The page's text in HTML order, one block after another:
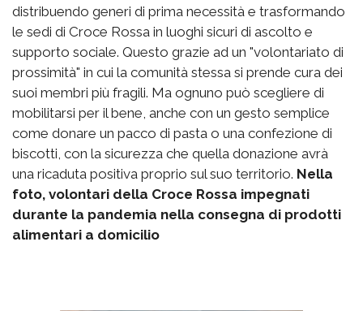
distribuendo generi di prima necessità e trasformando
le sedi di Croce Rossa in luoghi sicuri di ascolto e
supporto sociale. Questo grazie ad un "volontariato di
prossimità" in cui la comunità stessa si prende cura dei
suoi membri più fragili. Ma ognuno può scegliere di
mobilitarsi per il bene, anche con un gesto semplice
come donare un pacco di pasta o una confezione di
biscotti, con la sicurezza che quella donazione avrà
una ricaduta positiva proprio sul suo territorio. Nella
foto, volontari della Croce Rossa impegnati
durante la pandemia nella consegna di prodotti
alimentari a domicilio